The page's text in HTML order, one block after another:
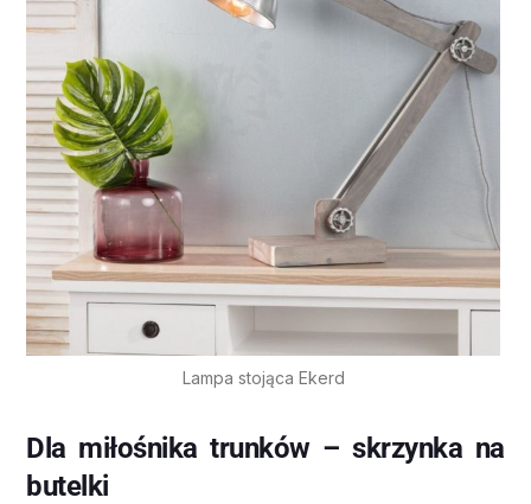
Lampa stojąca Ekerd
Dla miłośnika trunków – skrzynka na
butelki